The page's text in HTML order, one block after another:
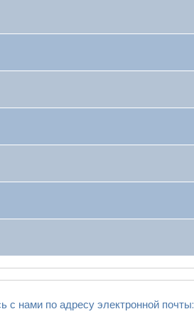
с нами по адресу электронной почты: